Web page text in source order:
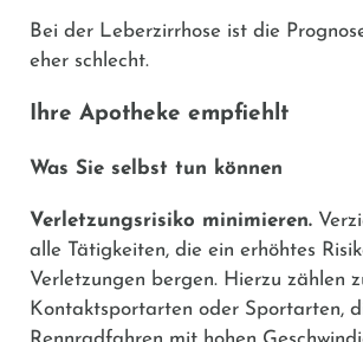
Bei der Leberzirrhose ist die
eher schlecht.
Ihre Apotheke empfiehlt
Was Sie selbst tun können
Verletzungsrisiko minimieren.
alle Tätigkeiten, die ein erhöhtes
Verletzungen bergen. Hierzu zählen
Kontaktsportarten oder Sportarten,